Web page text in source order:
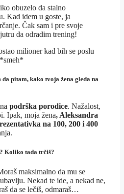
obuzelo da stalno
Kad idem u goste, ja
Čak sam i pre svoje
da odradim trening!
milioner kad bih se poslu
da pitam, kako tvoja žena gleda na
podrška porodice. Nažalost,
Ipak, moja žena, Aleksandra
na 100, 200 i 400
Koliko tada trčiš?
maksimalno da mu se
Nekad te ide, a nekad ne,
da se lečiš, odmaraš…